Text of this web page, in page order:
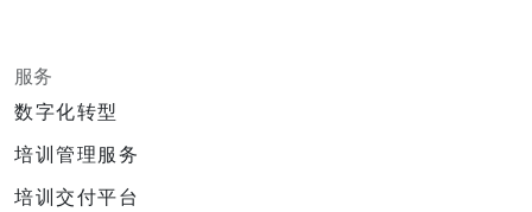
服务
数字化转型
培训管理服务
培训交付平台